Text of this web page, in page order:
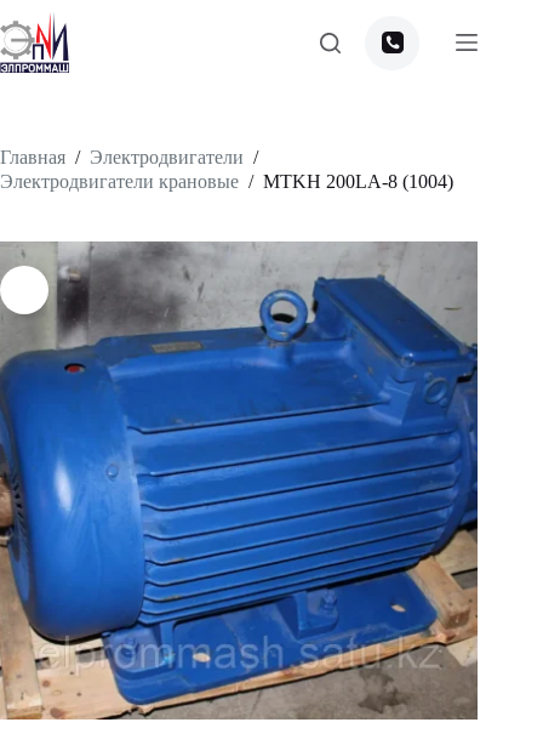
Перейти
к
сути
Главная / Электродвигатели /
Электродвигатели крановые / MTKH 200LА-8 (1004)